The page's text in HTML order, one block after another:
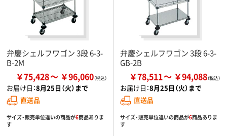
弁慶シェルフワゴン 3段 6-3-
B-2M
￥75,428 ￥96,060
お届け日：8月25日（火）まで
直送品
サイズ・販売単位違いの商品が6商品ありま
す
弁慶シェルフワゴン 3段 6-3-
GB-2B
￥78,511 ￥94,088
お届け日：8月25日（火）まで
直送品
サイズ・販売単位違いの商品が6商品ありま
す